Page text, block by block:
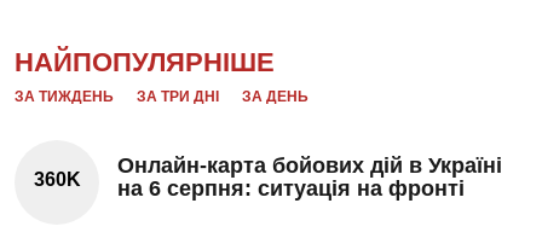
НАЙПОПУЛЯРНІШЕ
ЗА ТИЖДЕНЬ ЗА ТРИ ДНІ ЗА ДЕНЬ
360K
Онлайн-карта бойових дій в Україні
на 6 серпня: ситуація на фронті